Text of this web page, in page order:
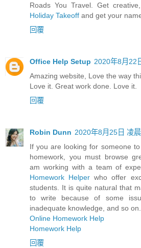
Roads You Travel. Get
Holiday Takeoff and get your
回覆
Office Help Setup 2020年8月22
Amazing website, Love the way
Love it. Great work done. Love it.
回覆
Robin Dunn 2020年8月25日 凌
If you are looking for someone
homework, you must browse
am working with a team of
Homework Helper who offer
students. It is quite natural that
to write because of some
inadequate knowledge, and so on.
Online Homework Help
Homework Help
回覆